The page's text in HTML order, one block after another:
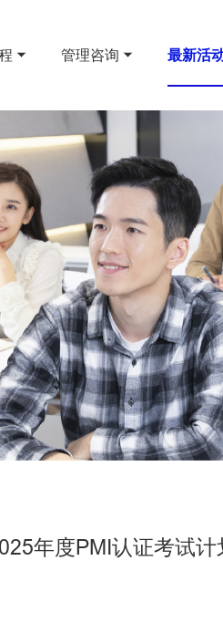
管理咨询 最新活
年度PMI认证考试计